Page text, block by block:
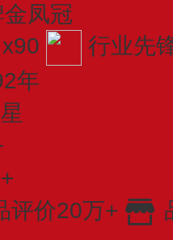
凤冠
行业先
年
评价20万+